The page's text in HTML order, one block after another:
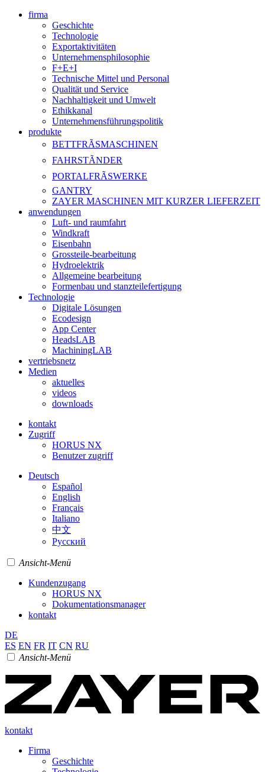
firma
Geschichte
Technologie
Exportaktivitäten
Unternehmensphilosophie
F+E+I
Technische Mittel und Personal
Qualität und Service
Nachhaltigkeit und Umwelt
Ethikkanal
Unternehmensführungspolitik
produkte
BETTFRÃSMASCHINEN
FAHRSTÃNDER
PORTALFRÃSWERKE
GANTRY
ZAYER MASCHINEN MIT KURZER LIEFERZEIT
anwendungen
Luft- und raumfahrt
Windkraft
Eisenbahn
Grossteile-bearbeitung
Hydroelektrik
Allgemeine bearbeitung
Formenbau und stanzteilefertigung
Technologie
Digitale Lösungen
Ecodesign
App Center
HeadsLAB
MachiningLAB
vertriebsnetz
Medien
aktuelles
videos
downloads
kontakt
Zugriff
HORUS NX
Benutzer zugriff
Deutsch
Español
English
Français
Italiano
中文
Pусский
Ansicht-Menü
Kundenzugang
HORUS NX
Dokumentationsmanager
kontakt
DE
ES EN FR IT CN RU
Ansicht-Menü
kontakt
Firma
Geschichte